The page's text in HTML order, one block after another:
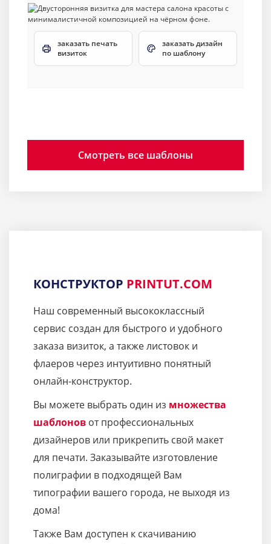
заказать печать
визиток
заказать дизайн
по шаблону
Смотреть все шаблоны
КОНСТРУКТОР PRINTUT.COM
Наш современный высококлассный
сервис создан для быстрого и удобного
заказа визиток, а также листовок и
флаеров через интуитивно понятный
онлайн-конструктор.
Вы можете выбрать один из множества
шаблонов от профессиональных
дизайнеров или прикрепить свой макет
для печати. Заказывайте изготовление
полиграфии в подходящей Вам
типографии вашего города, не выходя из
дома!
Также Вам доступен к скачиванию